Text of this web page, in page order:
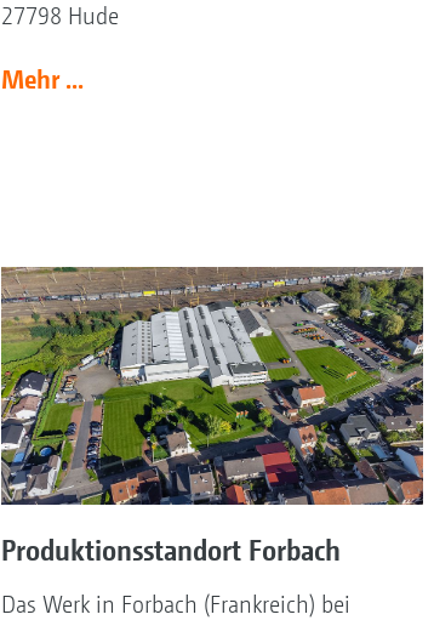
27798 Hude
Mehr ...
Produktionsstandort Forbach
Das Werk in Forbach (Frankreich) bei